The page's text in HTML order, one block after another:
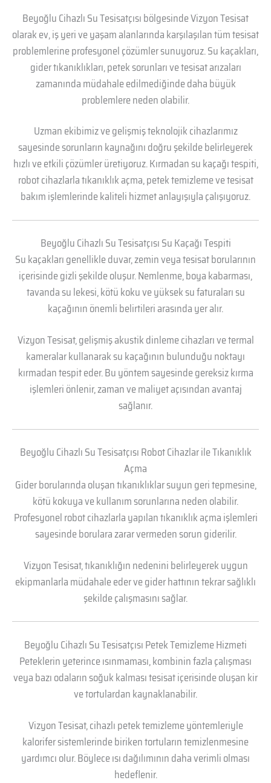
Beyoğlu Cihazlı Su Tesisatçısı bölgesinde Vizyon Tesisat
olarak ev, iş yeri ve yaşam alanlarında karşılaşılan tüm tesisat
problemlerine profesyonel çözümler sunuyoruz. Su kaçakları,
gider tıkanıklıkları, petek sorunları ve tesisat arızaları
zamanında müdahale edilmediğinde daha büyük
problemlere neden olabilir.
Uzman ekibimiz ve gelişmiş teknolojik cihazlarımız
sayesinde sorunların kaynağını doğru şekilde belirleyerek
hızlı ve etkili çözümler üretiyoruz. Kırmadan su kaçağı tespiti,
robot cihazlarla tıkanıklık açma, petek temizleme ve tesisat
bakım işlemlerinde kaliteli hizmet anlayışıyla çalışıyoruz.
Beyoğlu Cihazlı Su Tesisatçısı Su Kaçağı Tespiti
Su kaçakları genellikle duvar, zemin veya tesisat borularının
içerisinde gizli şekilde oluşur. Nemlenme, boya kabarması,
tavanda su lekesi, kötü koku ve yüksek su faturaları su
kaçağının önemli belirtileri arasında yer alır.
Vizyon Tesisat, gelişmiş akustik dinleme cihazları ve termal
kameralar kullanarak su kaçağının bulunduğu noktayı
kırmadan tespit eder. Bu yöntem sayesinde gereksiz kırma
işlemleri önlenir, zaman ve maliyet açısından avantaj
sağlanır.
Beyoğlu Cihazlı Su Tesisatçısı Robot Cihazlar ile Tıkanıklık
Açma
Gider borularında oluşan tıkanıklıklar suyun geri tepmesine,
kötü kokuya ve kullanım sorunlarına neden olabilir.
Profesyonel robot cihazlarla yapılan tıkanıklık açma işlemleri
sayesinde borulara zarar vermeden sorun giderilir.
Vizyon Tesisat, tıkanıklığın nedenini belirleyerek uygun
ekipmanlarla müdahale eder ve gider hattının tekrar sağlıklı
şekilde çalışmasını sağlar.
Beyoğlu Cihazlı Su Tesisatçısı Petek Temizleme Hizmeti
Peteklerin yeterince ısınmaması, kombinin fazla çalışması
veya bazı odaların soğuk kalması tesisat içerisinde oluşan kir
ve tortulardan kaynaklanabilir.
Vizyon Tesisat, cihazlı petek temizleme yöntemleriyle
kalorifer sistemlerinde biriken tortuların temizlenmesine
yardımcı olur. Böylece ısı dağılımının daha verimli olması
hedeflenir.